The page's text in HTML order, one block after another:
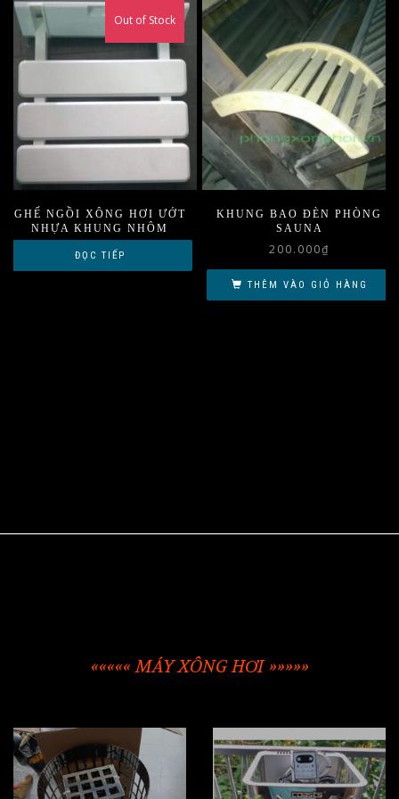
GHẾ NGỒI XÔNG HƠI ƯỚT
NHỰA KHUNG NHÔM
Out of Stock
ĐỌC TIẾP
KHUNG BAO ĐÈN PHÒNG
SAUNA
200.000₫
THÊM VÀO GIỎ HÀNG
««««« MÁY XÔNG HƠI »»»»»